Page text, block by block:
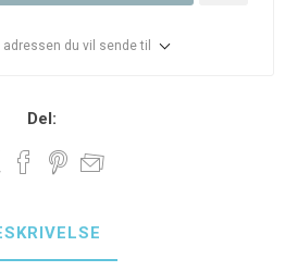
du vil sende til
Del: